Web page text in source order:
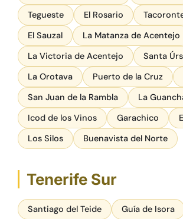
Tegueste
El Rosario
El Sauzal
La Matanza de Acentejo
La Victoria de Acentejo
Santa
La Orotava
Puerto de la Cruz
San Juan de la Rambla
La
Icod de los Vinos
Garachico
Los Silos
Buenavista del Norte
Tenerife Sur
Santiago del Teide Guía de Isora